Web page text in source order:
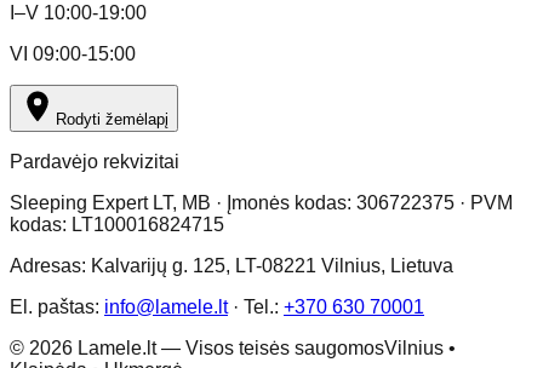
I–V 10:00-19:00
VI 09:00-15:00
Rodyti žemėlapį
Pardavėjo rekvizitai
Sleeping Expert LT, MB · Įmonės kodas: 306722375 · PVM
kodas: LT100016824715
Adresas: Kalvarijų g. 125, LT-08221 Vilnius, Lietuva
El. paštas: info@lamele.lt· Tel.: +370 630 70001
© 2026 Lamele.lt — Visos teisės saugomosVilnius •